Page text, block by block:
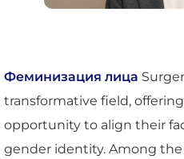
Феминизация лица
transformative field,
opportunity to align their
gender identity. Among